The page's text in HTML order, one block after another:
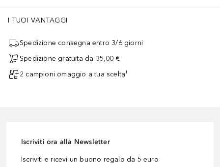
I TUOI VANTAGGI
Spedizione consegna entro 3/6 giorni
Spedizione gratuita da 35,00 €
2 campioni omaggio a tua scelta¹
Iscriviti ora alla Newsletter
Iscriviti e ricevi un buono regalo da 5 euro